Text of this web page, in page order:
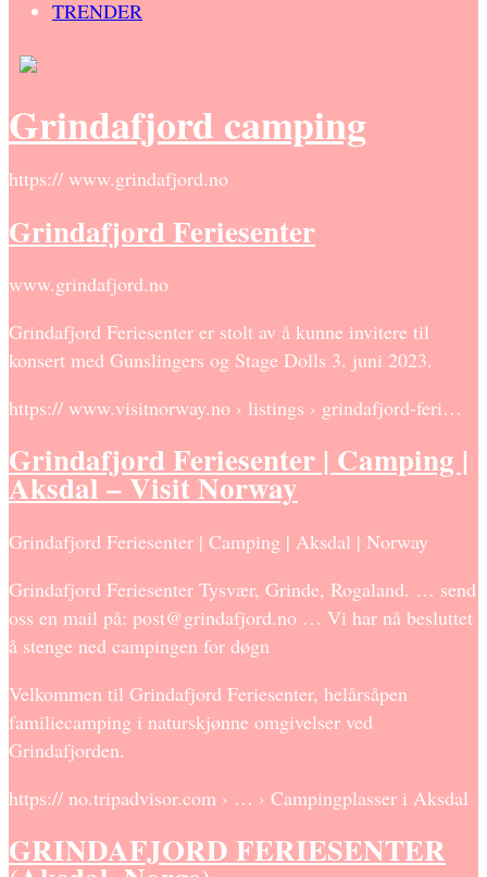
TRENDER
Grindafjord camping
https:// www.grindafjord.no
Grindafjord Feriesenter
www.grindafjord.no
Grindafjord Feriesenter er stolt av å kunne invitere til
konsert med Gunslingers og Stage Dolls 3. juni 2023.
https:// www.visitnorway.no › listings › grindafjord-feri…
Grindafjord Feriesenter | Camping |
Aksdal – Visit Norway
Grindafjord Feriesenter | Camping | Aksdal | Norway
Grindafjord Feriesenter Tysvær, Grinde, Rogaland. … send
oss en mail på: post@grindafjord.no … Vi har nå besluttet
å stenge ned campingen for døgn
Velkommen til Grindafjord Feriesenter, helårsåpen
familiecamping i naturskjønne omgivelser ved
Grindafjorden.
https:// no.tripadvisor.com › … › Campingplasser i Aksdal
GRINDAFJORD FERIESENTER